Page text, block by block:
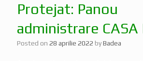
Protejat: Panou
administrare CASA
Posted on 28 aprilie 2022 byBadea